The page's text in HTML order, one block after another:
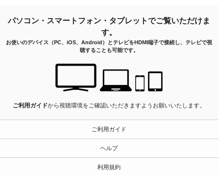
パソコン・スマートフォン・タブレットでご覧いただけま
す。
お使いのデバイス（PC、iOS、Android）とテレビをHDMI端子で接続し、テレビで視
聴することも可能です。
ご利用ガイドから視聴環境をご確認いただきますようお願いいたします。
ご利用ガイド
ヘルプ
利用規約